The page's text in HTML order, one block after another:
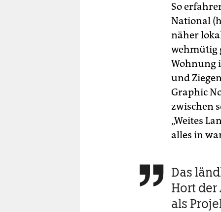
So
National
näher
wehmütig
Wohnung
und
Graphic
zwischen
„Weites
alles in
 Das
Hort
als